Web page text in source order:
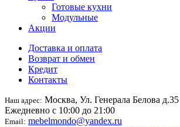
Готовые кухни
Модульные
Акции
Доставка и оплата
Возврат и обмен
Кредит
Контакты
Наш адрес: Москва, Ул. Генерала Белова д.35
Ежедневно с 10:00 до 21:00
Email: mebelmondo@yandex.ru